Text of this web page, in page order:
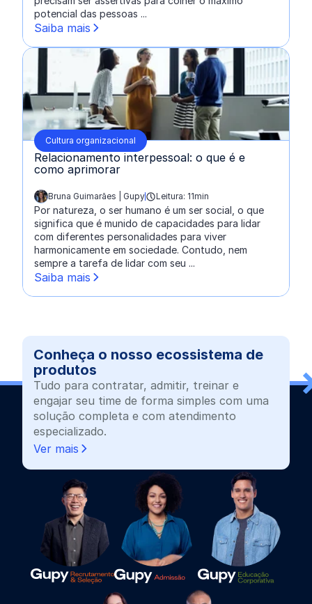
potencial das pessoas ...
Saiba mais
Cultura organizacional
Relacionamento interpessoal: o que é e
como aprimorar
escrito por:
Bruna Guimarães | Gupy Leitura: 11min
Por natureza, o ser humano é um ser social, o que
significa que é munido de capacidades para lidar
com diferentes personalidades para viver
harmonicamente em sociedade. Contudo, nem
sempre a tarefa de lidar com seu ...
Saiba mais
Conheça o nosso ecossistema de
produtos
Tudo para contratar, admitir, treinar e
engajar seu time de forma simples com uma
solução completa e com atendimento
especializado.
Ver mais